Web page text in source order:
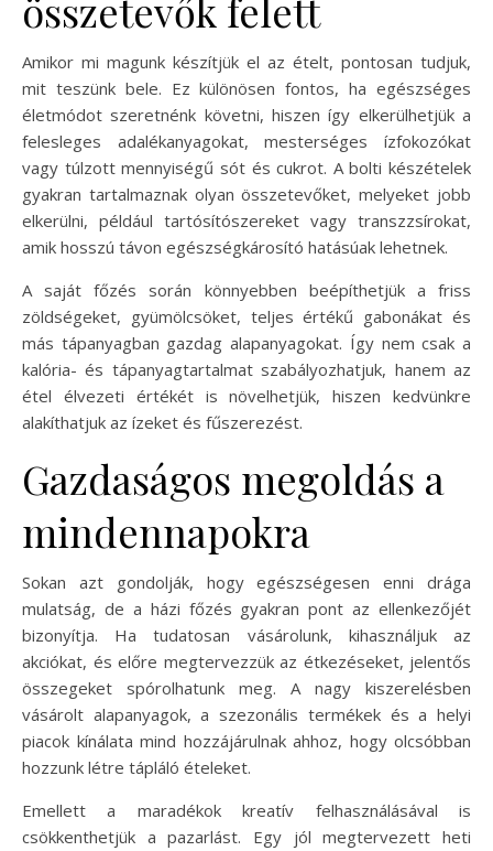
összetevők felett
Amikor mi magunk készítjük el az ételt, pontosan tudjuk,
mit teszünk bele. Ez különösen fontos, ha egészséges
életmódot szeretnénk követni, hiszen így elkerülhetjük a
felesleges adalékanyagokat, mesterséges ízfokozókat
vagy túlzott mennyiségű sót és cukrot. A bolti készételek
gyakran tartalmaznak olyan összetevőket, melyeket jobb
elkerülni, például tartósítószereket vagy transzzsírokat,
amik hosszú távon egészségkárosító hatásúak lehetnek.
A saját főzés során könnyebben beépíthetjük a friss
zöldségeket, gyümölcsöket, teljes értékű gabonákat és
más tápanyagban gazdag alapanyagokat. Így nem csak a
kalória- és tápanyagtartalmat szabályozhatjuk, hanem az
étel élvezeti értékét is növelhetjük, hiszen kedvünkre
alakíthatjuk az ízeket és fűszerezést.
Gazdaságos megoldás a
mindennapokra
Sokan azt gondolják, hogy egészségesen enni drága
mulatság, de a házi főzés gyakran pont az ellenkezőjét
bizonyítja. Ha tudatosan vásárolunk, kihasználjuk az
akciókat, és előre megtervezzük az étkezéseket, jelentős
összegeket spórolhatunk meg. A nagy kiszerelésben
vásárolt alapanyagok, a szezonális termékek és a helyi
piacok kínálata mind hozzájárulnak ahhoz, hogy olcsóbban
hozzunk létre tápláló ételeket.
Emellett a maradékok kreatív felhasználásával is
csökkenthetjük a pazarlást. Egy jól megtervezett heti